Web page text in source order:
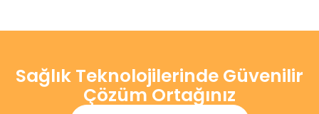
Sağlık Teknolojilerinde Güvenilir
Çözüm Ortağınız